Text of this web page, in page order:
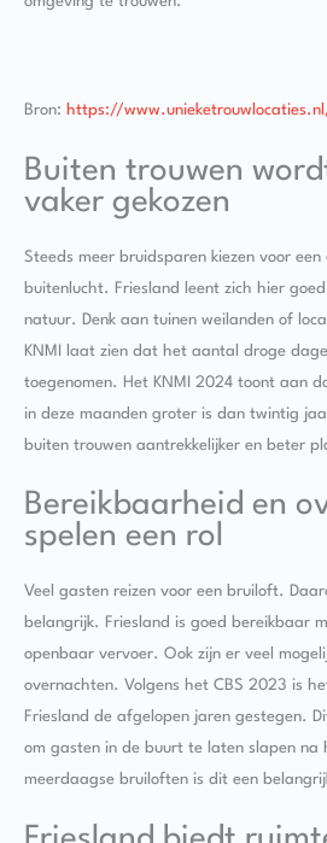
Bron: https://
Buiten trouwen
vaker gekozen
Steeds meer bruidsparen kiezen voor een
buitenlucht. Friesland leent zich hier
natuur. Denk aan tuinen weilanden of
KNMI laat zien dat het aantal droge
toegenomen. Het KNMI 2024 toont aan
in deze maanden groter is dan twintig
buiten trouwen aantrekkelijker en beter
Bereikbaarheid en
spelen een rol
Veel gasten reizen voor een bruiloft.
belangrijk. Friesland is goed bereikbaar
openbaar vervoer. Ook zijn er veel
overnachten. Volgens het CBS 2023 is
Friesland de afgelopen jaren gestegen.
om gasten in de buurt te laten slapen na
meerdaagse bruiloften is dit een